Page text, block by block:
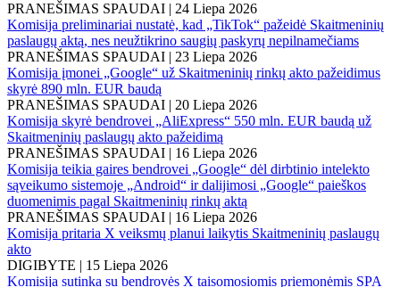
PRANEŠIMAS SPAUDAI | 24 Liepa 2026
Komisija preliminariai nustatė, kad „TikTok“ pažeidė Skaitmeninių
paslaugų aktą, nes neužtikrino saugių paskyrų nepilnamečiams
PRANEŠIMAS SPAUDAI | 23 Liepa 2026
Komisija įmonei „Google“ už Skaitmeninių rinkų akto pažeidimus
skyrė 890 mln. EUR baudą
PRANEŠIMAS SPAUDAI | 20 Liepa 2026
Komisija skyrė bendrovei „AliExpress“ 550 mln. EUR baudą už
Skaitmeninių paslaugų akto pažeidimą
PRANEŠIMAS SPAUDAI | 16 Liepa 2026
Komisija teikia gaires bendrovei „Google“ dėl dirbtinio intelekto
sąveikumo sistemoje „Android“ ir dalijimosi „Google“ paieškos
duomenimis pagal Skaitmeninių rinkų aktą
PRANEŠIMAS SPAUDAI | 16 Liepa 2026
Komisija pritaria X veiksmų planui laikytis Skaitmeninių paslaugų
akto
DIGIBYTE | 15 Liepa 2026
Komisija sutinka su bendrovės X taisomosiomis priemonėmis SPA